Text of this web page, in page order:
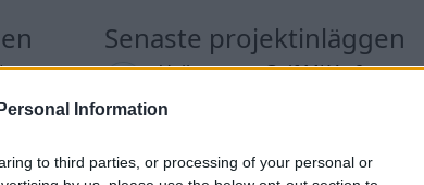
Information
to third parties, or processing of your personal or
timme
Senaste projektinläggen
Volkswagen Golf MK4 v6
inspiration.
timmar sedani Projekt